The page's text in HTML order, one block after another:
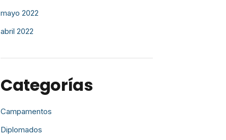
mayo 2022
abril 2022
Categorías
Campamentos
Diplomados